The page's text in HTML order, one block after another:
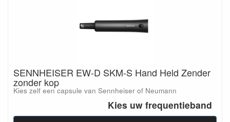
SENNHEISER EW-D SKM-S Hand Held Zender
zonder kop
Kies zelf een capsule van Sennheiser of Neumann
Kies uw frequentieband